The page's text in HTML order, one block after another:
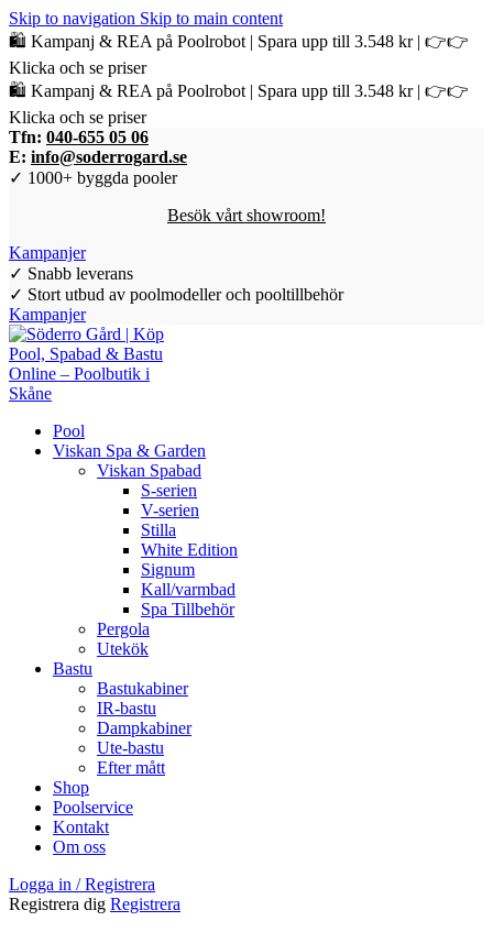
Skip to navigation Skip to main content
🛍️ Kampanj & REA på Poolrobot | Spara upp till 3.548 kr | 👉👉
Klicka och se priser
🛍️ Kampanj & REA på Poolrobot | Spara upp till 3.548 kr | 👉👉
Klicka och se priser
Tfn: 040-655 05 06
E: info@soderrogard.se
✓ 1000+ byggda pooler
Besök vårt showroom!
Kampanjer
✓ Snabb leverans
✓ Stort utbud av poolmodeller och pooltillbehör
Kampanjer
Pool
Viskan Spa & Garden
Viskan Spabad
S-serien
V-serien
Stilla
White Edition
Signum
Kall/varmbad
Spa Tillbehör
Pergola
Utekök
Bastu
Bastukabiner
IR-bastu
Dampkabiner
Ute-bastu
Efter mått
Shop
Poolservice
Kontakt
Om oss
Logga in / Registrera
Registrera dig Registrera